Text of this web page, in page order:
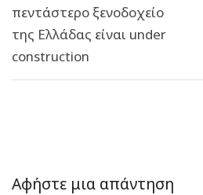
πεντάστερο ξενοδοχείο
της Ελλάδας είναι under
construction
Αφήστε μια απάντηση